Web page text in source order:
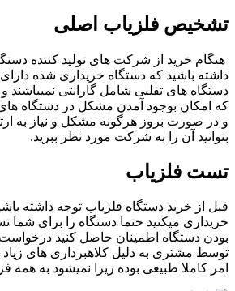
تشخیص فلزیاب اصلی
هنگام خرید از شرکت های تولید کننده
داشته باشید که دستگاه خریداری شده دارای
دستگاه های تقلبی شامل گارانتی نمیباشند و
که امکان بوجود آمدن مشکل در دستگاه های
و در صورت بروز هرگونه مشکل و نیاز به
بتوانید آن را به شرکت مورد نظر ببرید.
تست فلزیاب
قبل از خرید دستگاه فلزیاب توجه داشته
خریداری میکنید حتما دستگاه را برای شما
بودن دستگاه اطمینان حاصل کنید
توسط مشتری به دلیل کلاهبرداری های زیاد
امر کاملا طبیعی بوده زیرا نمیشود به همه